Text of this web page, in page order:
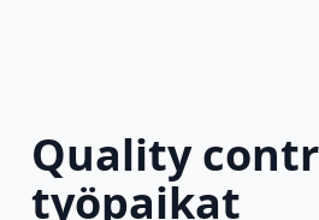
Quality
työpaikat